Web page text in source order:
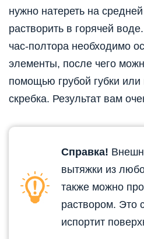
нужно натереть на
растворить в горячей
час-полтора необходимо
элементы, после чего
помощью грубой губки или
скребка. Результат вам
Справка!
вытяжки из
также можно
раствором. Это
испортит